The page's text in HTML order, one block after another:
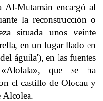
Al-Mutamán encargó al
la reconstrucción o
situada unos veinte
en un lugar llado en
águila'), en las fuentes
que se ha
el castillo de Olocau y
Alcolea.